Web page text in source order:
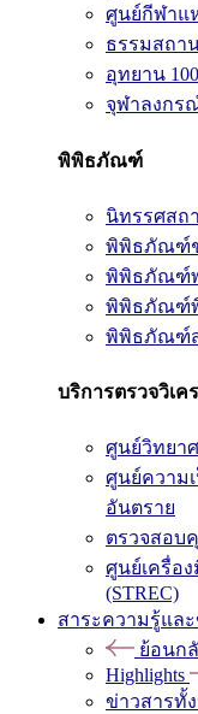
ศูนย์กีฬาแ
ธรรมสถา
อุทยาน
จุฬาลงกร
พิพิธภัณฑ์
นิทรรศสถ
พิพิธภัณฑ์
พิพิธภัณฑ์
พิพิธภัณฑ์
พิพิธภัณฑ์
บริการตรวจวิเ
ศูนย์วิทยา
ศูนย์ความ
อันตราย
ตรวจสอบ
ศูนย์เครื่อ
(STREC)
สาระความรู้แล
ย้อนก
Highlights
ข่าวสารทั้